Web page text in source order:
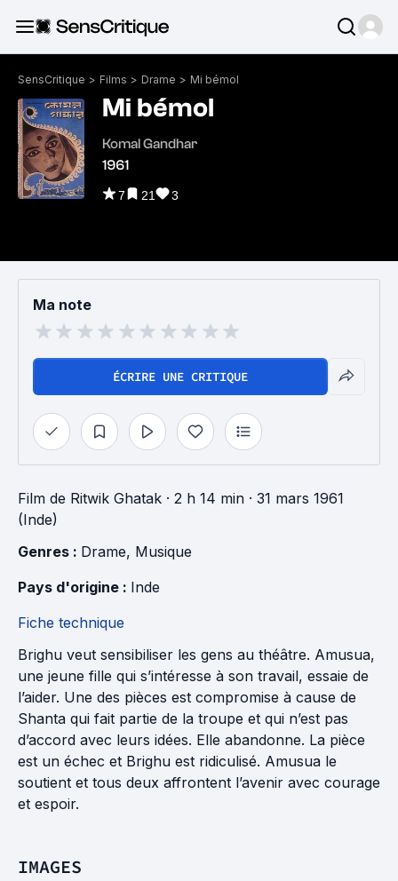
SensCritique > Films > Drame > Mi bémol
Mi bémol
Komal Gandhar
1961
7 21 3
Ma note
ÉCRIRE UNE CRITIQUE
Film de Ritwik Ghatak · 2 h 14 min · 31 mars 1961
(Inde)
Genres : Drame, Musique
Pays d'origine : Inde
Fiche technique
Brighu veut sensibiliser les gens au théâtre. Amusua,
une jeune fille qui s’intéresse à son travail, essaie de
l’aider. Une des pièces est compromise à cause de
Shanta qui fait partie de la troupe et qui n’est pas
d’accord avec leurs idées. Elle abandonne. La pièce
est un échec et Brighu est ridiculisé. Amusua le
soutient et tous deux affrontent l’avenir avec courage
et espoir.
IMAGES